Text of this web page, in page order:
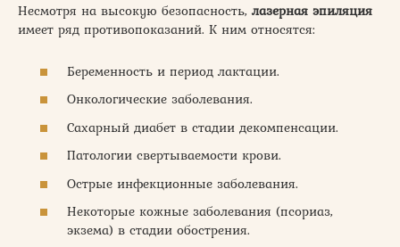
Несмотря на высокую безопасность, лазерная эпиляция
имеет ряд противопоказаний. К ним относятся:
Беременность и период лактации.
Онкологические заболевания.
Сахарный диабет в стадии декомпенсации.
Патологии свертываемости крови.
Острые инфекционные заболевания.
Некоторые кожные заболевания (псориаз,
экзема) в стадии обострения.